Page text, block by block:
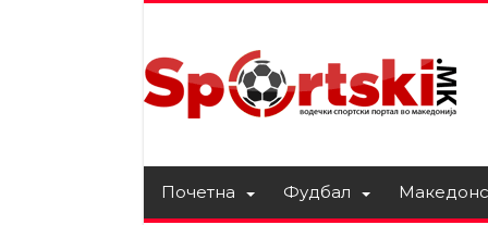
Почетна Фудбал